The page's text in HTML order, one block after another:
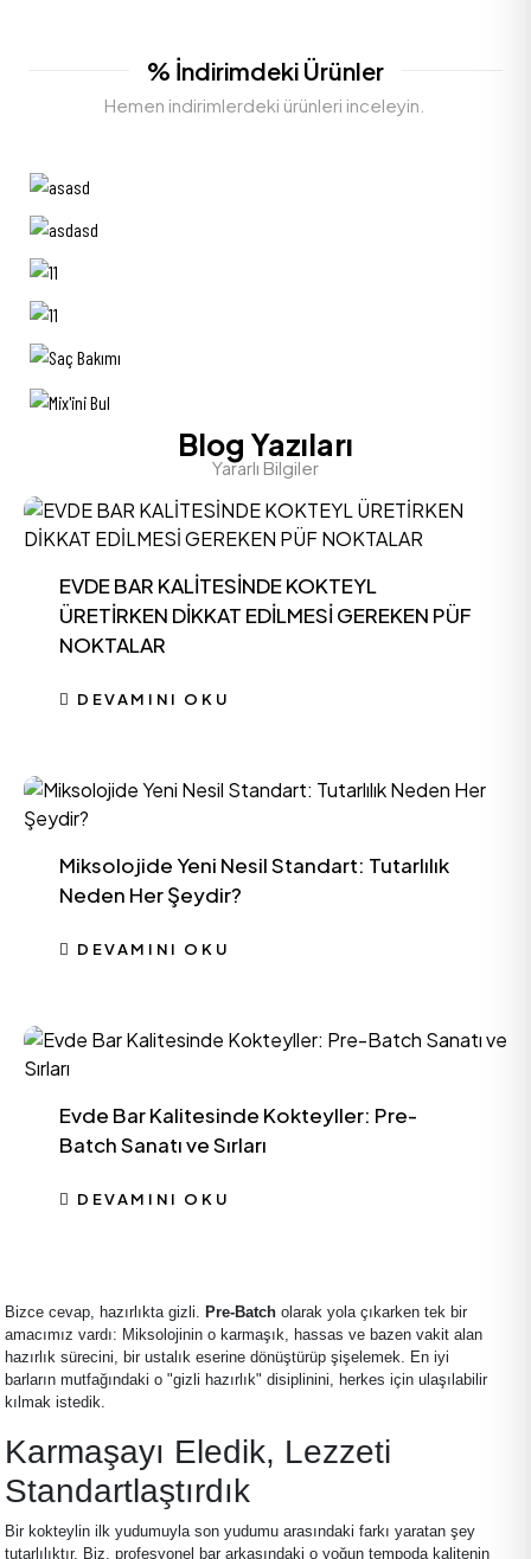
% İndirimdeki Ürünler
Hemen indirimlerdeki ürünleri inceleyin.
Blog Yazıları
Yararlı Bilgiler
EVDE BAR KALİTESİNDE KOKTEYL
ÜRETİRKEN DİKKAT EDİLMESİ GEREKEN PÜF
NOKTALAR
DEVAMINI OKU
Miksolojide Yeni Nesil Standart: Tutarlılık
Neden Her Şeydir?
DEVAMINI OKU
Evde Bar Kalitesinde Kokteyller: Pre-
Batch Sanatı ve Sırları
DEVAMINI OKU
Bizce cevap, hazırlıkta gizli. Pre-Batch olarak yola çıkarken tek bir
amacımız vardı: Miksolojinin o karmaşık, hassas ve bazen vakit alan
hazırlık sürecini, bir ustalık eserine dönüştürüp şişelemek. En iyi
barların mutfağındaki o "gizli hazırlık" disiplinini, herkes için ulaşılabilir
kılmak istedik.
Karmaşayı Eledik, Lezzeti
Standartlaştırdık
Bir kokteylin ilk yudumuyla son yudumu arasındaki farkı yaratan şey
tutarlılıktır. Biz, profesyonel bar arkasındaki o yoğun tempoda kalitenin